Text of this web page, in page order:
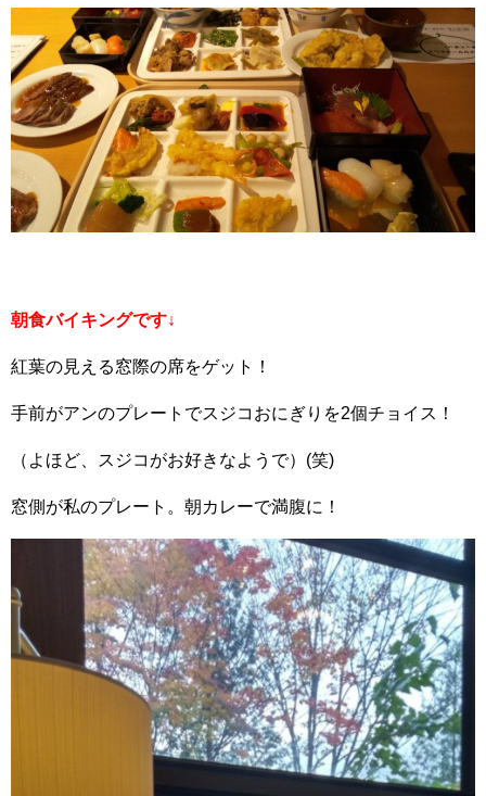
朝食バイキングです↓
紅葉の見える窓際の席をゲット！
手前がアンのプレートでスジコおにぎりを2個チョイス！
（よほど、スジコがお好きなようで）(笑)
窓側が私のプレート。朝カレーで満腹に！